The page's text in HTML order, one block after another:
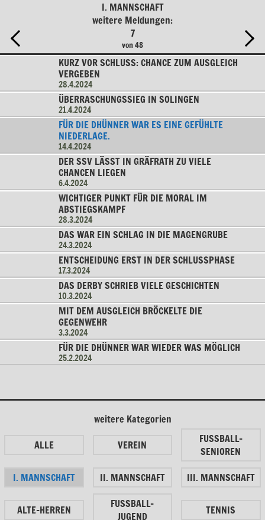
I. MANNSCHAFT
weitere Meldungen:
7
von 48
KURZ VOR SCHLUSS: CHANCE ZUM AUSGLEICH V
ERGEBEN
28.4.2024
ÜBERRASCHUNGSSIEG IN SOLINGEN
21.4.2024
FÜR DIE DHÜNNER WAR ES EINE GEFÜHLTE
NIEDERLAGE.
14.4.2024
DER SSV LÄSST IN GRÄFRATH ZU VIELE
CHANCEN LIEGEN
6.4.2024
WICHTIGER PUNKT FÜR DIE MORAL IM
ABSTIEGSKAMPF
28.3.2024
DAS WAR EIN SCHLAG IN DIE MAGENGRUBE
24.3.2024
ENTSCHEIDUNG ERST IN DER SCHLUSSPHASE
17.3.2024
DAS DERBY SCHRIEB VIELE GESCHICHTEN
10.3.2024
MIT DEM AUSGLEICH BRÖCKELTE DIE
GEGENWEHR
3.3.2024
FÜR DIE DHÜNNER WAR WIEDER WAS MÖGLICH
25.2.2024
weitere Kategorien
ALLE
VEREIN
FUSSBALL-
SENIOREN
I. MANNSCHAFT
II. MANNSCHAFT III. MANNSCHAFT
ALTE-HERREN
FUSSBALL-
JUGEND
TENNIS